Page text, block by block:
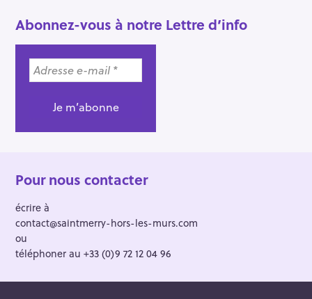
Abonnez-vous à notre Lettre d’info
Pour nous contacter
écrire à
contact@saintmerry-hors-les-murs.com
ou
téléphoner au +33 (0)9 72 12 04 96